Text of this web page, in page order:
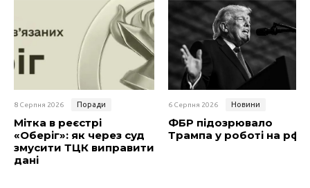
8 Серпня 2026 Поради
Мітка в реєстрі
«Оберіг»: як через суд
змусити ТЦК виправити
дані
6 Серпня 2026 Новини
ФБР підозрювало
Трампа у роботі на рф